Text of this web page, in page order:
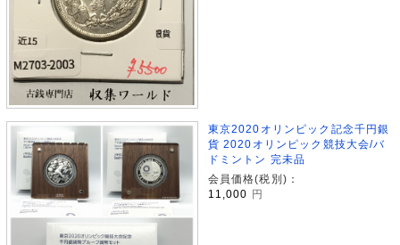
東京2020オリンピック記念千円銀
貨 2020オリンピック競技大会/バ
ドミントン 完未品
会員価格(税別)：
11,000 円